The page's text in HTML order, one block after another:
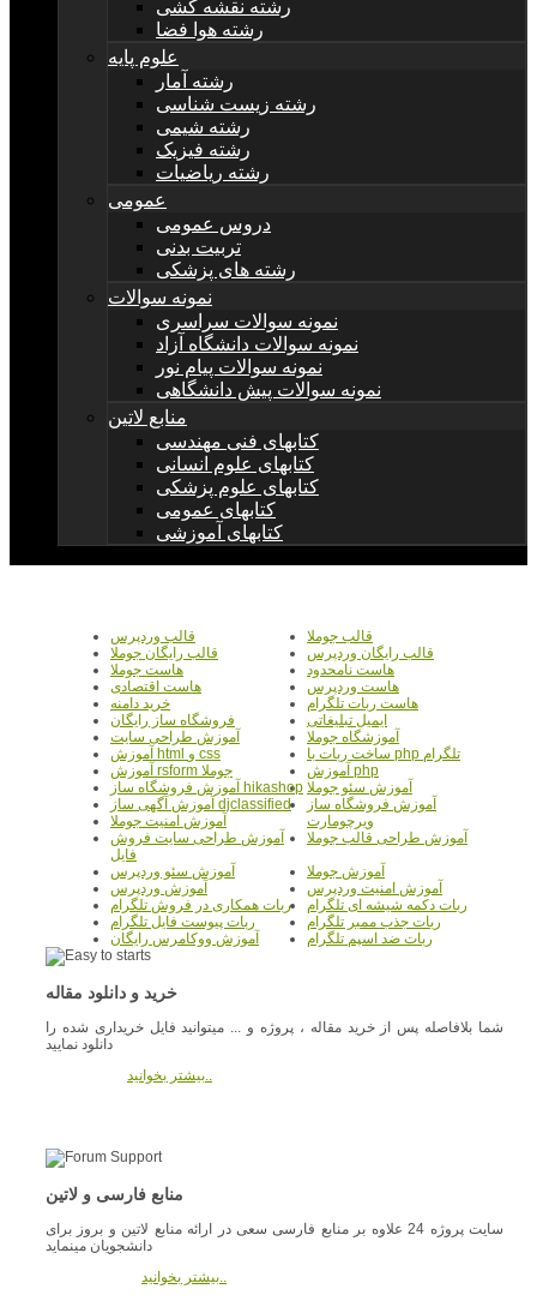
رشته نقشه کشی
رشته هوا فضا
علوم پایه
رشته آمار
رشته زیست شناسی
رشته شیمی
رشته فیزیک
رشته ریاضیات
عمومی
دروس عمومی
تربیت بدنی
رشته های پزشکی
نمونه سوالات
نمونه سوالات سراسری
نمونه سوالات دانشگاه آزاد
نمونه سوالات پیام نور
نمونه سوالات پیش دانشگاهی
منابع لاتین
کتابهای فنی مهندسی
کتابهای علوم انسانی
کتابهای علوم پزشکی
کتابهای عمومی
کتابهای آموزشی
قالب جوملا
قالب وردپرس
قالب رایگان وردپرس
قالب رایگان جوملا
هاست نامحدود
هاست جوملا
هاست وردپرس
هاست اقتصادی
هاست ربات تلگرام
خرید دامنه
ایمیل تبلیغاتی
فروشگاه ساز رایگان
آموزشگاه جوملا
آموزش طراحی سایت
ساخت ربات با php تلگرام
آموزش html و css
آموزش php
آموزش rsform جوملا
آموزش سئو جوملا آموزش فروشگاه ساز hikashop
آموزش فروشگاه ساز
ویرچومارت
آموزش آگهی ساز djclassified
آموزش امنیت جوملا
آموزش طراحی قالب جوملا
آموزش طراحی سایت فروش
فایل
آموزش جوملا
آموزش سئو وردپرس
آموزش امنیت وردپرس
آموزش وردپرس
ربات دکمه شیشه ای تلگرام
ربات همکاری در فروش تلگرام
ربات جذب ممبر تلگرام
ربات پیوست فایل تلگرام
ربات ضد اسپم تلگرام
آموزش ووکامرس رایگان
خرید و دانلود مقاله
شما بلافاصله پس از خرید مقاله ، پروژه و ... میتوانید فایل خریداری شده را
دانلود نمایید
بیشتر بخوانید..
منابع فارسی و لاتین
سایت پروژه 24 علاوه بر منابع فارسی سعی در ارائه منابع لاتین و بروز برای
دانشجویان مینماید
بیشتر بخوانید..